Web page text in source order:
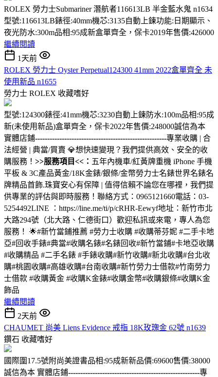
ROLEX 勞力士Submariner 潛航者116613LB 半金藍水鬼 n1634
型號:116613LB錶徑:40mm機芯:3135自動上鍊功能:日期顯示、
夜光防水:300m品相:95成新盒單齊全，保卡2019年售價:426000
繼續閱讀
1天前
ROLEX 勞力士 Oyster Perpetual124300 41mm 2022盒單齊全 未
使用新品 n1655
勞力士 ROLEX 收藏嗜好
型號:124300錶徑:41mm機芯:3230自動上鍊防水:100m品相:95成
新(未使用新品)盒單齊全，保卡2022年售價:248000誠信為本
實體店鋪------------------------------------------------------專業收購 | 合
法經營 | 典當/買賣 💎想快速變現？我們提供高效、安全的收
購服務！ >>服務項目<<： 五年內機車/紅黃牌重機 iPhone 手機
平板 & 3C產品黃金/18K金錶/銀條/金幣勞力士名錶世界名錶名
牌精品首飾.珠寶安心有保障 | 值得信賴不論您在哪裡，我們提
供專業的評估與即時服務！聯絡方式：0965121660電話：03-
5254492LINE ：https://line.me/ti/p/cRHR-Eewyf地址：新竹市北
大路294號（北大路、仁德街口）歡迎私訊或來電，專人為您
服務！ 🌟#新竹當鋪推薦 #勞力士收購 #收購蒂芬妮 #二手卡地
亞#回收手錶#典當#收購名錶#名錶回收#新竹當鋪#卡地亞收購
#收購精品 #二手名錶 #手錶收購#新竹收購#新北收購#台北收
購#桃園收購#高雄收購#台南收購#新竹勞力士借款#竹南勞力
士借款 #收購黃金 #收購K金錶#收購金幣#收購銀條#收購K金
飾品
繼續閱讀
2天前
CHAUMET 尚美 Liens Evidence 戒指 18K玫瑰金 62號 n1639
鑽石 收藏嗜好
國際圍17.5號附尚美證書品相:95成新新品價:69600售價:38000
誠信為本 實體店鋪------------------------------------------------------專